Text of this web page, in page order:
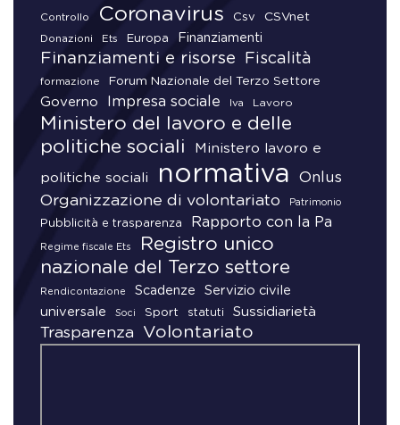
Controllo Coronavirus Csv CSVnet
Donazioni Ets Europa Finanziamenti
Finanziamenti e risorse Fiscalità
formazione Forum Nazionale del Terzo Settore
Governo Impresa sociale Iva Lavoro
Ministero del lavoro e delle
politiche sociali
Ministero lavoro e
politiche sociali normativa Onlus
Organizzazione di volontariato Patrimonio
Pubblicità e trasparenza Rapporto con la Pa
Regime fiscale Ets
Registro unico
nazionale del Terzo settore
Rendicontazione Scadenze
Servizio civile
universale
Soci Sport statuti Sussidiarietà
Trasparenza Volontariato